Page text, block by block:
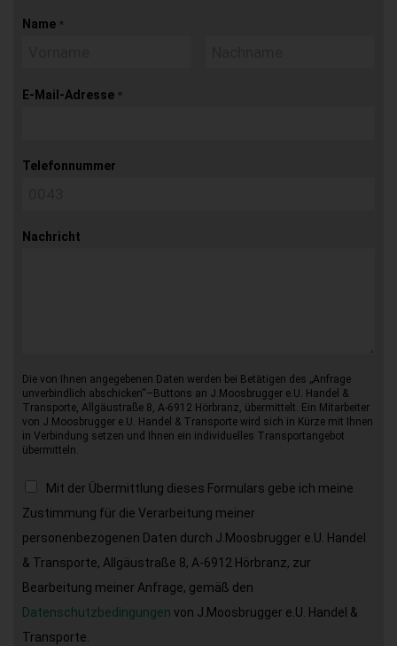
Name *
E-Mail-Adresse *
Telefonnummer
Nachricht
Die von Ihnen angegebenen Daten werden bei Betätigen des „Anfrage
unverbindlich abschicken“–Buttons an J.Moosbrugger e.U. Handel &
Transporte, Allgäustraße 8, A-6912 Hörbranz, übermittelt. Ein Mitarbeiter
von J.Moosbrugger e.U. Handel & Transporte wird sich in Kürze mit Ihnen
in Verbindung setzen und Ihnen ein individuelles Transportangebot
übermitteln.
Mit der Übermittlung dieses Formulars gebe ich meine
Zustimmung für die Verarbeitung meiner
personenbezogenen Daten durch J.Moosbrugger e.U. Handel
& Transporte, Allgäustraße 8, A-6912 Hörbranz, zur
Bearbeitung meiner Anfrage, gemäß den
Datenschutzbedingungen von J.Moosbrugger e.U. Handel &
Transporte.